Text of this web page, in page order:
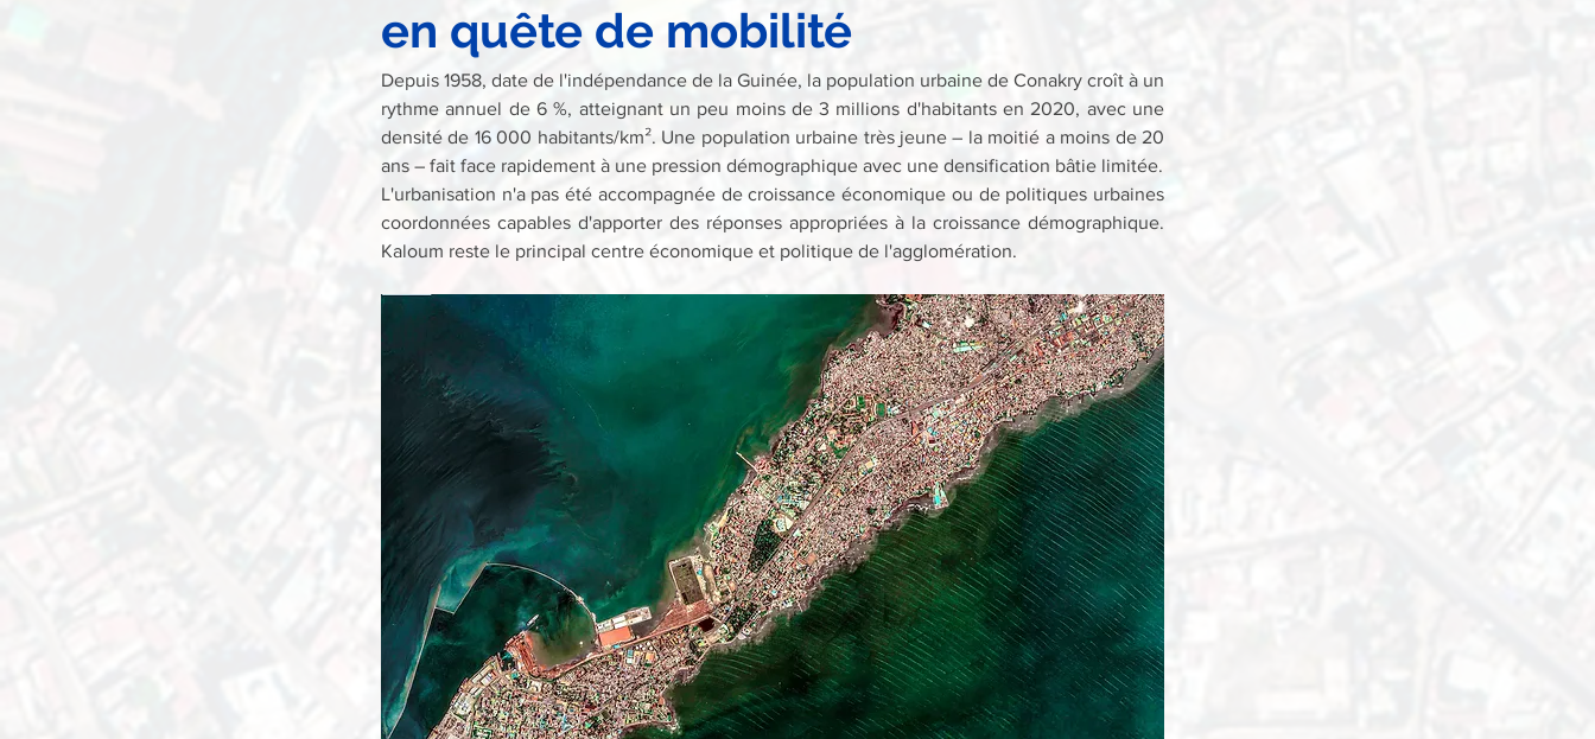
en quête de mobilité
Depuis 1958, date de l'indépendance de la Guinée, la population urbaine de Conakry croît à un
rythme annuel de 6 %, atteignant un peu moins de 3 millions d'habitants en 2020, avec une
densité de 16 000 habitants/km². Une population urbaine très jeune – la moitié a moins de 20
ans – fait face rapidement à une pression démographique avec une densification bâtie limitée.
L'urbanisation n'a pas été accompagnée de croissance économique ou de politiques urbaines
coordonnées capables d'apporter des réponses appropriées à la croissance démographique.
Kaloum reste le principal centre économique et politique de l'agglomération.